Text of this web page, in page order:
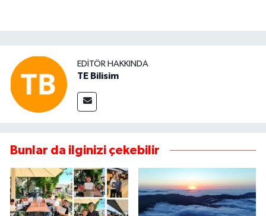
EDITÖR HAKKINDA
TE Bilisim
Bunlar da ilginizi çekebilir